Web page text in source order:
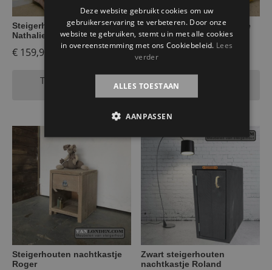
Steigerhouten nachtkastje
Nathalie
€ 159,95
Toevoegen aan
Steigerhouten nachtkastje
Niels
€119,95
winkelwagen
Steigerhouten nachtkastje
Roger
Zwart steigerhouten
nachtkastje Roland
Deze website gebruikt cookies om uw
gebruikerservaring te verbeteren. Door onze
website te gebruiken, stemt u in met alle cookies
in overeenstemming met ons Cookiebeleid. Lees
verder
ALLES TOESTAAN
AANPASSEN